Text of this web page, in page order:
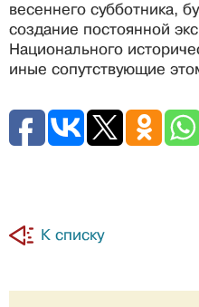
весеннего субботника,
создание постоянной
Национального
иные сопутствующие
К списку